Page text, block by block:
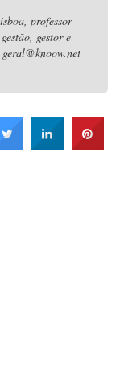
professor
gestor e